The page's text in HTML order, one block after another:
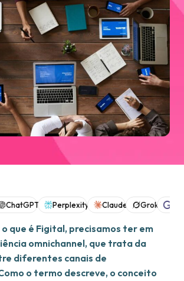
ChatGPT Perplexity Claude Grok
que é Figital, precisamos ter em
omnichannel, que trata da
diferentes canais de
o termo descreve, o conceito